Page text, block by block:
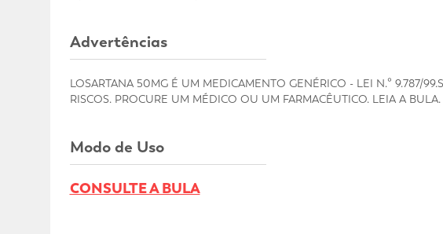
Advertências
LOSARTANA 50MG É UM MEDICAMENTO GENÉRICO - LEI N.º 9.787/
RISCOS. PROCURE UM MÉDICO OU UM FARMACÊUTICO. LEIA A BULA.
Modo de Uso
CONSULTE A BULA